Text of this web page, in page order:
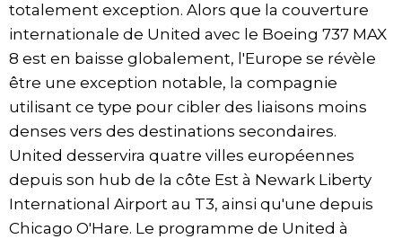
totalement exception. Alors que la couverture
internationale de United avec le Boeing 737 MAX
8 est en baisse globalement, l'Europe se révèle
être une exception notable, la compagnie
utilisant ce type pour cibler des liaisons moins
denses vers des destinations secondaires.
United desservira quatre villes européennes
depuis son hub de la côte Est à Newark Liberty
International Airport au T3, ainsi qu'une depuis
Chicago O'Hare. Le programme de United à